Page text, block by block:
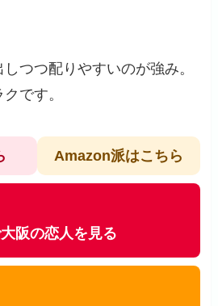
しつつ配りやすいのが強み。
です。
Amazon派はこちら
阪の恋人を見る